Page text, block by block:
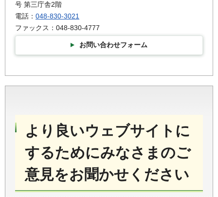
号 第三庁舎2階
電話： 048-830-3021
ファックス：048-830-4777
お問い合わせフォーム
より良いウェブサイトに
するためにみなさまのご
意見をお聞かせください